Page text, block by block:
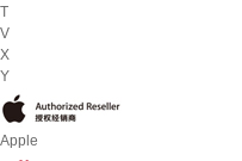
T
V
X
Y
Apple